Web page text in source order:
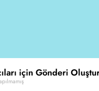
için Gönderi